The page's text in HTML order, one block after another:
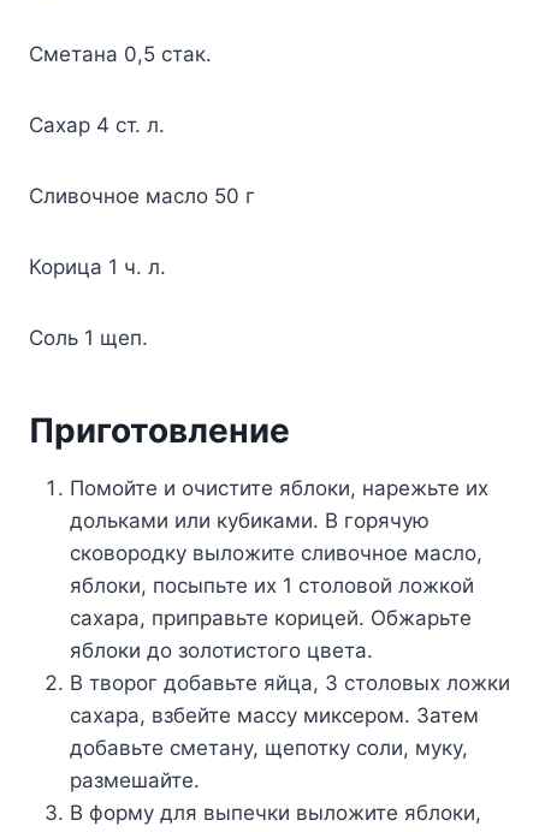
Сметана 0,5 стак.
Сахар 4 ст. л.
Сливочное масло 50 г
Корица 1 ч. л.
Соль 1 щеп.
Приготовление
Помойте и очистите яблоки, нарежьте их
дольками или кубиками. В горячую
сковородку выложите сливочное масло,
яблоки, посыпьте их 1 столовой ложкой
сахара, приправьте корицей. Обжарьте
яблоки до золотистого цвета.
В творог добавьте яйца, 3 столовых ложки
сахара, взбейте массу миксером. Затем
добавьте сметану, щепотку соли, муку,
размешайте.
В форму для выпечки выложите яблоки,